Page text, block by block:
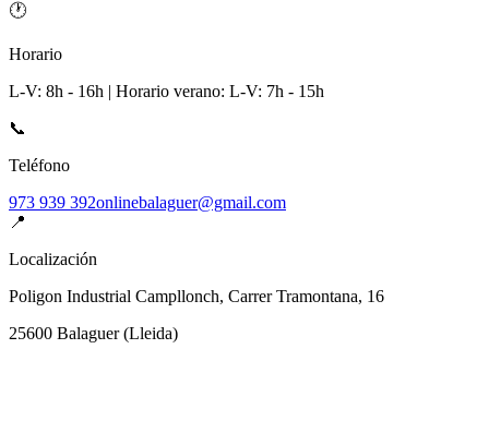
🕐
Horario
L-V: 8h - 16h | Horario verano: L-V: 7h - 15h
📞
Teléfono
973 939 392onlinebalaguer@gmail.com
📍
Localización
Poligon Industrial Campllonch, Carrer Tramontana, 16
25600 Balaguer(Lleida)